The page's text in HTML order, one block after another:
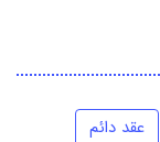
عقد دائم